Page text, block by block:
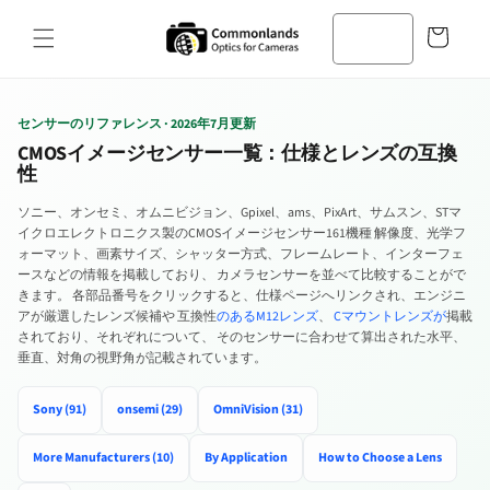
ツへスキ
ップ
ー
センサーのリファレンス · 2026年7月更新
CMOSイメージセンサー一覧：仕様とレンズの互換
性
ソニー、オンセミ、オムニビジョン、Gpixel、ams、PixArt、サムスン、STマ
イクロエレクトロニクス製のCMOSイメージセンサー161機種 解像度、光学フ
ォーマット、画素サイズ、シャッター方式、フレームレート、インターフェ
ースなどの情報を掲載しており、 カメラセンサーを並べて比較することがで
きます。 各部品番号をクリックすると、仕様ページへリンクされ、エンジニ
アが厳選したレンズ候補や 互換性のあるM12レンズ、 Cマウントレンズが掲載
されており、それぞれについて、 そのセンサーに合わせて算出された水平、
垂直、対角の視野角が記載されています。
Sony (91) onsemi (29) OmniVision (31)
More Manufacturers (10) By Application How to Choose a Lens